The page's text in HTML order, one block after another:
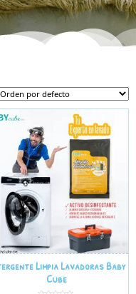
Limpia Lavadoras Baby
Cube